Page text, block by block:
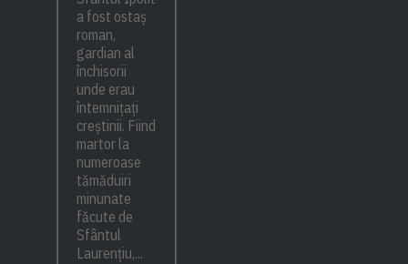
a fost ostaș
roman,
gardian al
închisorii
unde erau
întemnițați
creștinii. Fiind
martor la
numeroase
tămăduiri
minunate
făcute de
Sfântul
Laurențiu,...